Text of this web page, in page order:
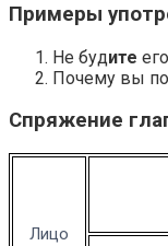
Примеры
Не будите
Почему вы
Спряжение
Лицо